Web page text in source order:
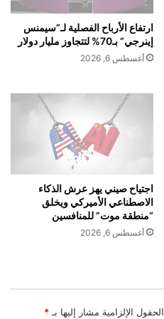
ارتفاع الأرباح الفصلية لـ”سيمنس
إينرجي” بـ70% لتتجاوز مليار دولار
أغسطس 6, 2026
اجتياح صيني يهز عرش الذكاء
الاصطناعي الأميركي ويخلق
“منطقة موت” للمنافسين
أغسطس 6, 2026
الحقول الإلزامية مشار إليها بـ *